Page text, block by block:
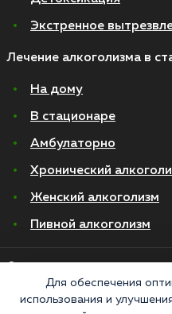
Экстренное
Лечение алкоголизма в
На дому
В стационаре
Амбулаторно
Хронический
Женский алкоголизм
Пивной алкоголизм
ПолитикаДля обеспечения
использования и